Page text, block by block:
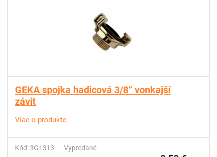
GEKA spojka hadicová 3/8“ vonkajší
závit
Viac o produkte
Kód: 3G1313 Vypredané